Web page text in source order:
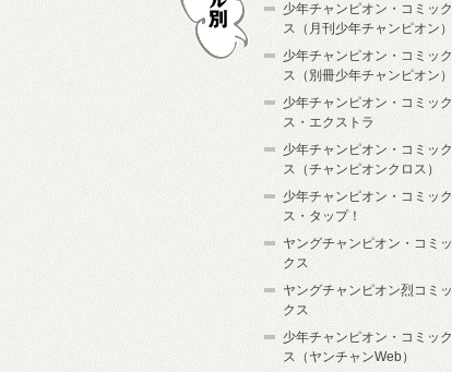
少年チャンピオン・コミック
ス（月刊少年チャンピオン）
少年チャンピオン・コミック
ス（別冊少年チャンピオン）
少年チャンピオン・コミック
ス・エクストラ
少年チャンピオン・コミック
ス（チャンピオンクロス）
少年チャンピオン・コミック
ス・タップ！
ヤングチャンピオン・コミッ
クス
ヤングチャンピオン烈コミッ
クス
少年チャンピオン・コミック
ス（ヤンチャンWeb）